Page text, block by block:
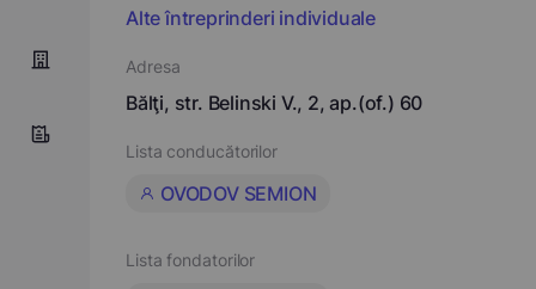
Alte întreprinderi individuale
Adresa
Bălţi, str. Belinski V., 2, ap.(of.) 60
Lista conducătorilor
OVODOV SEMION
Lista fondatorilor